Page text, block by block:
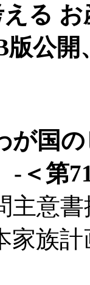
る
公
が国
-＜第
主意
家族